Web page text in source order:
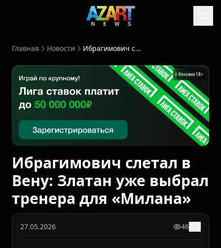
Главная Новости Ибрагимович слетал в Вену: Златан уже выбрал тренера для «Милана»
Реклама 18+
Ибрагимович слетал в
Вену: Златан уже выбрал
тренера для «Милана»
27.05.2026 46